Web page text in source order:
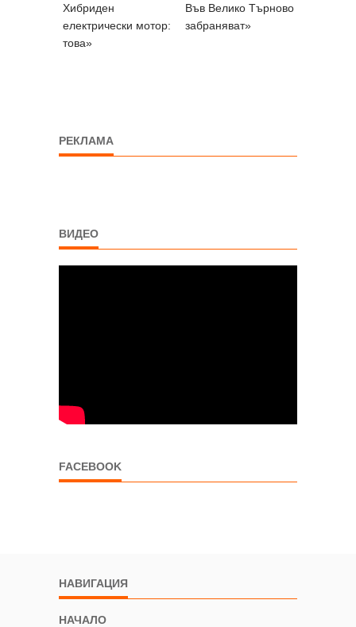
Хибриден
електрически мотор:
това»
Във Велико Търново
забраняват»
РЕКЛАМА
ВИДЕО
FACEBOOK
НАВИГАЦИЯ
НАЧАЛО